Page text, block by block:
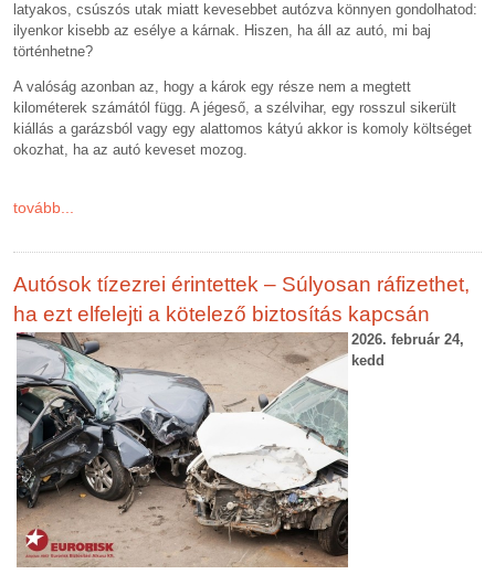
latyakos, csúszós utak miatt kevesebbet autózva könnyen gondolhatod:
ilyenkor kisebb az esélye a kárnak. Hiszen, ha áll az autó, mi baj
történhetne?
A valóság azonban az, hogy a károk egy része nem a megtett
kilométerek számától függ. A jégeső, a szélvihar, egy rosszul sikerült
kiállás a garázsból vagy egy alattomos kátyú akkor is komoly költséget
okozhat, ha az autó keveset mozog.
tovább...
Autósok tízezrei érintettek – Súlyosan ráfizethet,
ha ezt elfelejti a kötelező biztosítás kapcsán
2026. február 24,
kedd